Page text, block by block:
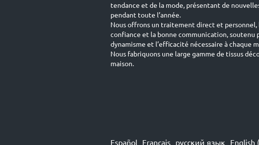
tendance et de la mode, présentant de
pendant toute l’année.
Nous offrons un traitement direct et personnel,
confiance et la bonne communication, soutenu
dynamisme et l’efficacité nécessaire à chaque
Nous fabriquons une large gamme de tissus
maison.
Español Français русский язык English